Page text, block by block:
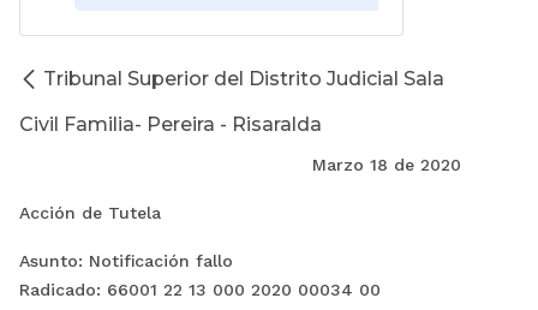
Tribunal Superior del Distrito Judicial Sala
Civil Familia- Pereira - Risaralda
Marzo 18 de 2020
Acción de Tutela
Asunto: Notificación fallo
Radicado: 66001 22 13 000 2020 00034 00